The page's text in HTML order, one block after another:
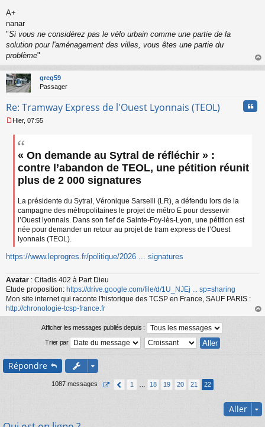
n
o
n
u
A+
nanar
"Si vous ne considérez pas le vélo urbain comme une partie de la
solution pour l'aménagement des villes, vous êtes une partie du
problème"
au
greg59
Passager
Re: Tramway Express de l'Ouest Lyonnais (TEOL)
e
Hier, 07:55
« On demande au Sytral de réfléchir » :
contre l’abandon de TEOL, une pétition réunit
plus de 2 000 signatures
La présidente du Sytral, Véronique Sarselli (LR), a défendu lors de la
campagne des métropolitaines le projet de métro E pour desservir
l’Ouest lyonnais. Dans son fief de Sainte-Foy-lès-Lyon, une pétition est
née pour demander un retour au projet de tram express de l’Ouest
lyonnais (TEOL).
https://www.leprogres.fr/politique/2026 ... signatures
Avatar : Citadis 402 à Part Dieu
Etude proposition: https://drive.google.com/file/d/1U_NJEj ... sp=sharing
Mon site internet qui raconte l'historique des TCSP en France, SAUF PARIS :
http://chronologie-tcsp-france.fr
au
Afficher les messages publiés depuis :
Trier par
Répondre
1087 messages 1 18 19 20 21 22
Aller